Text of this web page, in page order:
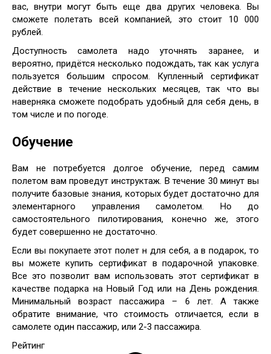
вас, внутри могут быть еще два других человека. Вы
сможете полетать всей компанией, это стоит 10 000
рублей.
Доступность самолета надо уточнять заранее, и
вероятно, придётся несколько подождать, так как услуга
пользуется большим спросом. Купленный сертификат
действие в течение нескольких месяцев, так что вы
наверняка сможете подобрать удобный для себя день, в
том числе и по погоде.
Обучение
Вам не потребуется долгое обучение, перед самим
полетом вам проведут инструктаж. В течение 30 минут вы
получите базовые знания, которых будет достаточно для
элементарного управления самолетом. Но до
самостоятельного пилотирования, конечно же, этого
будет совершенно не достаточно.
Если вы покупаете этот полет н для себя, а в подарок, то
вы можете купить сертификат в подарочной упаковке.
Все это позволит вам использовать этот сертификат в
качестве подарка на Новый Год или на День рождения.
Минимальный возраст пассажира – 6 лет. А также
обратите внимание, что стоимость отличается, если в
самолете один пассажир, или 2-3 пассажира.
Рейтинг